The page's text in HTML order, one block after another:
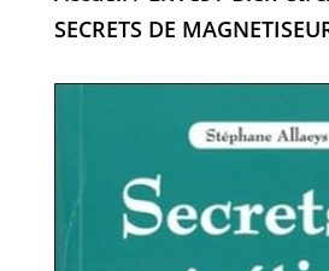
SECRETS DE